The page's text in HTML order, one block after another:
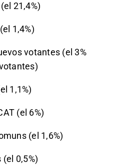
21,4%)
1,4%)
votantes (el 3%
1,1%)
(el 6%)
(el 1,6%)
0,5%)